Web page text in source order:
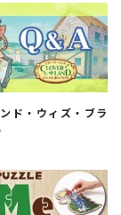
ド・ウィズ・ブラ